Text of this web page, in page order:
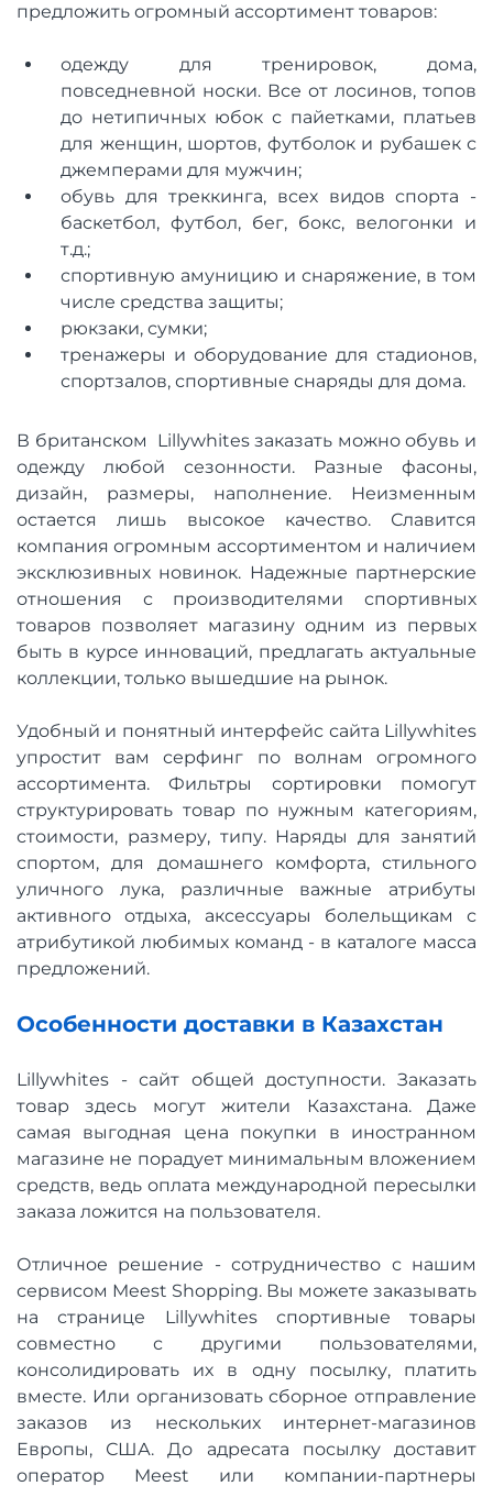
предложить огромный ассортимент товаров:
одежду для тренировок, дома,
повседневной носки. Все от лосинов, топов
до нетипичных юбок с пайетками, платьев
для женщин, шортов, футболок и рубашек с
джемперами для мужчин;
обувь для треккинга, всех видов спорта -
баскетбол, футбол, бег, бокс, велогонки и
т.д.;
спортивную амуницию и снаряжение, в том
числе средства защиты;
рюкзаки, сумки;
тренажеры и оборудование для стадионов,
спортзалов, спортивные снаряды для дома.
В британском Lillywhites заказать можно обувь и
одежду любой сезонности. Разные фасоны,
дизайн, размеры, наполнение. Неизменным
остается лишь высокое качество. Славится
компания огромным ассортиментом и наличием
эксклюзивных новинок. Надежные партнерские
отношения с производителями спортивных
товаров позволяет магазину одним из первых
быть в курсе инноваций, предлагать актуальные
коллекции, только вышедшие на рынок.
Удобный и понятный интерфейс сайта Lillywhites
упростит вам серфинг по волнам огромного
ассортимента. Фильтры сортировки помогут
структурировать товар по нужным категориям,
стоимости, размеру, типу. Наряды для занятий
спортом, для домашнего комфорта, стильного
уличного лука, различные важные атрибуты
активного отдыха, аксессуары болельщикам с
атрибутикой любимых команд - в каталоге масса
предложений.
Особенности доставки в Казахстан
Lillywhites - сайт общей доступности. Заказать
товар здесь могут жители Казахстана. Даже
самая выгодная цена покупки в иностранном
магазине не порадует минимальным вложением
средств, ведь оплата международной пересылки
заказа ложится на пользователя.
Отличное решение - сотрудничество с нашим
сервисом Meest Shopping. Вы можете заказывать
на странице Lillywhites спортивные товары
совместно с другими пользователями,
консолидировать их в одну посылку, платить
вместе. Или организовать сборное отправление
заказов из нескольких интернет-магазинов
Европы, США. До адресата посылку доставит
оператор Meest или компании-партнеры